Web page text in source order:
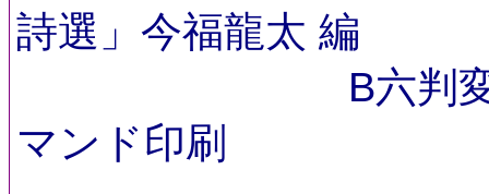
詩選」 今福龍太 編
B六判
マンド印刷